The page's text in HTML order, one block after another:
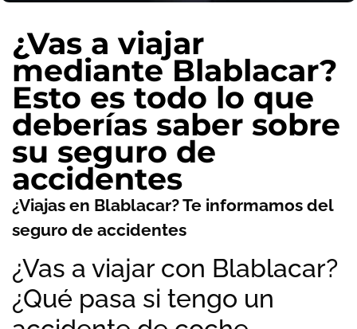
¿Vas a viajar
mediante Blablacar?
Esto es todo lo que
deberías saber sobre
su seguro de
accidentes
¿Viajas en Blablacar? Te informamos del
seguro de accidentes
¿Vas a viajar con Blablacar?
¿Qué pasa si tengo un